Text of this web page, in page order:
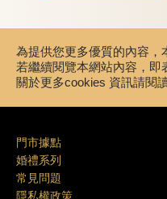
為提供您更多優質的內容，
若繼續閱覽本網站內容，即
關於更多cookies 資訊請閱
門市據點
婚禮系列
常見問題